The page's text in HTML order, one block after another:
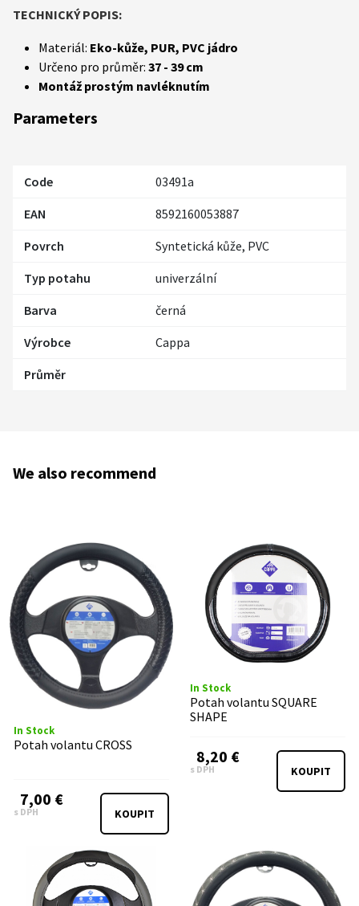
TECHNICKÝ POPIS:
Materiál: Eko-kůže, PUR, PVC jádro
Určeno pro průměr: 37 - 39 cm
Montáž prostým navléknutím
Parameters
Code
03491a
EAN
8592160053887
Povrch
Syntetická kůže, PVC
Typ potahu
univerzální
Barva
černá
Výrobce
Cappa
Průměr
We also recommend
In Stock
Potah volantu CROSS
7,00 €
s DPH KOUPIT
In Stock
Potah volantu SQUARE
SHAPE
8,20 €
s DPH KOUPIT